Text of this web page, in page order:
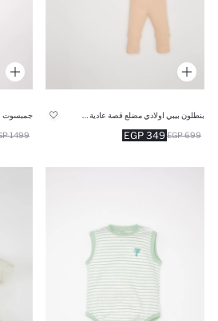
349 EGP 699 EGP
1499 EGP